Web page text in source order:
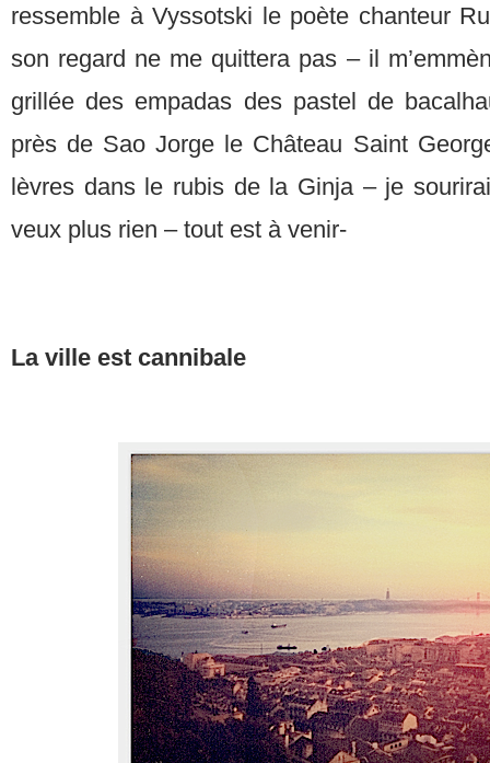
ressemble à Vyssotski le poète chanteur
son regard ne me quittera pas – il
grillée des empadas des pastel de
près de Sao Jorge le Château Saint
lèvres dans le rubis de la Ginja – je
veux plus rien – tout est à venir-
La ville est cannibale